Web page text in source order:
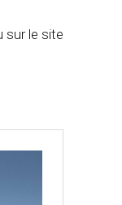
sur le site